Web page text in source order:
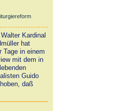
Kardinal
hat
Tage in einem
mit dem in
Guido
daß